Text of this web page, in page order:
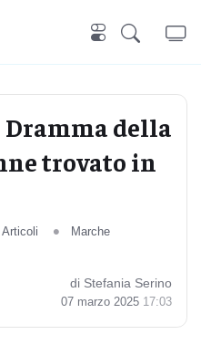
Dramma della
trovato in
Articoli
Marche
di Stefania Serino
07 marzo 2025 17:03